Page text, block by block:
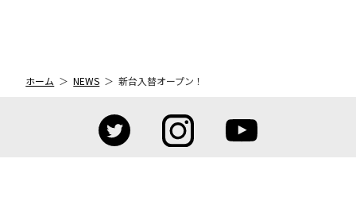
ホーム NEWS 新台入替オープン！